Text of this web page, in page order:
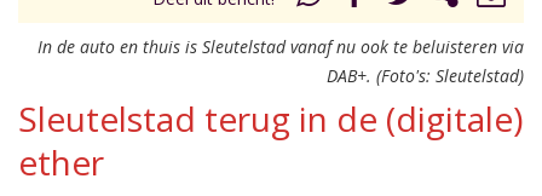
In de auto en thuis is Sleutelstad vanaf nu ook te beluisteren via
DAB+. (Foto's: Sleutelstad)
Sleutelstad terug in de (digitale)
ether